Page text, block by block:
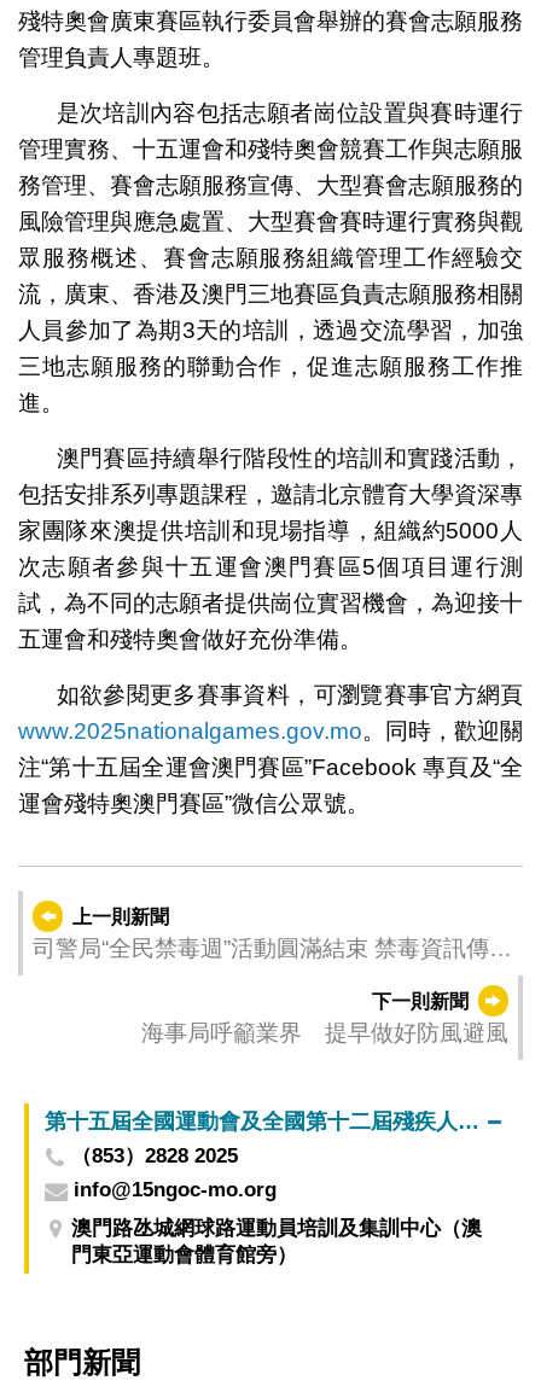
殘特奧會廣東賽區執行委員會舉辦的賽會志願服務
管理負責人專題班。
是次培訓內容包括志願者崗位設置與賽時運行
管理實務、十五運會和殘特奧會競賽工作與志願服
務管理、賽會志願服務宣傳、大型賽會志願服務的
風險管理與應急處置、大型賽會賽時運行實務與觀
眾服務概述、賽會志願服務組織管理工作經驗交
流，廣東、香港及澳門三地賽區負責志願服務相關
人員參加了為期3天的培訓，透過交流學習，加強
三地志願服務的聯動合作，促進志願服務工作推
進。
澳門賽區持續舉行階段性的培訓和實踐活動，
包括安排系列專題課程，邀請北京體育大學資深專
家團隊來澳提供培訓和現場指導，組織約5000人
次志願者參與十五運會澳門賽區5個項目運行測
試，為不同的志願者提供崗位實習機會，為迎接十
五運會和殘特奧會做好充份準備。
如欲參閱更多賽事資料，可瀏覽賽事官方網頁
www.2025nationalgames.gov.mo。同時，歡迎關
注“第十五屆全運會澳門賽區”Facebook 專頁及“全
運會殘特奧澳門賽區”微信公眾號。
上一則新聞
司警局“全民禁毒週”活動圓滿結束 禁毒資訊傳播
下一則新聞
海事局呼籲業界 提早做好防風避風
第十五屆全國運動會及全國第十二屆殘疾人運動會暨第九屆特殊奧林匹克運動會澳門賽區籌備辦公室
（853）2828 2025
info@15ngoc-mo.org
澳門路氹城網球路運動員培訓及集訓中心（澳
門東亞運動會體育館旁）
部門新聞